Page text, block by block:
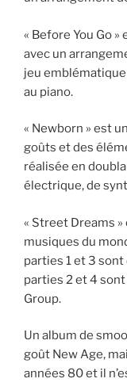
« Before You Go
avec un
jeu emblématique
au piano.
« Newborn » est
goûts et des
réalisée en
électrique, de
« Street Dreams
musiques du
parties 1 et 3
parties 2 et 4
Group.
Un album de
goût New Age,
années 80 et il